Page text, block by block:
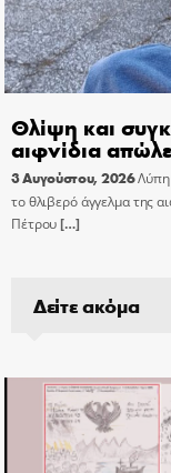
Θλίψη και
αιφνίδια
3 Αυγούστου, 2026Λύπη
το θλιβερό άγγελμα της
Πέτρου[…]
Δείτε ακόμα